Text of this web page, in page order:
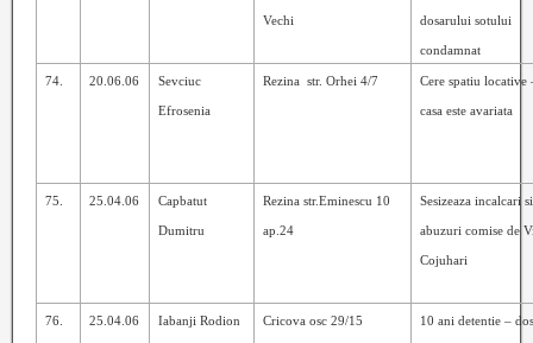
Vechi dosarului sotului
condamnat
74. 20.06.06 Sevciuc
Efrosenia
Rezina str. Orhei 4/7 Cere spatiu locative
casa este avariata
75. 25.04.06 Capbatut
Dumitru
Rezina str.Eminescu 10
ap.24
Sesizeaza incalcari si
abuzuri comise de
Cojuhari
76. 25.04.06 Iabanji Rodion Cricova osc 29/15 10 ani detentie –